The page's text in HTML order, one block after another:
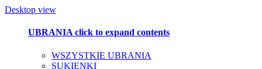
Desktop view
UBRANIAclick to expand contents
WSZYSTKIE UBRANIA
SUKIENKI